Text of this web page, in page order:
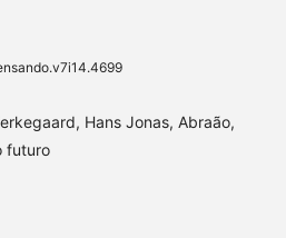
Hans Jonas, Abraão,
futuro